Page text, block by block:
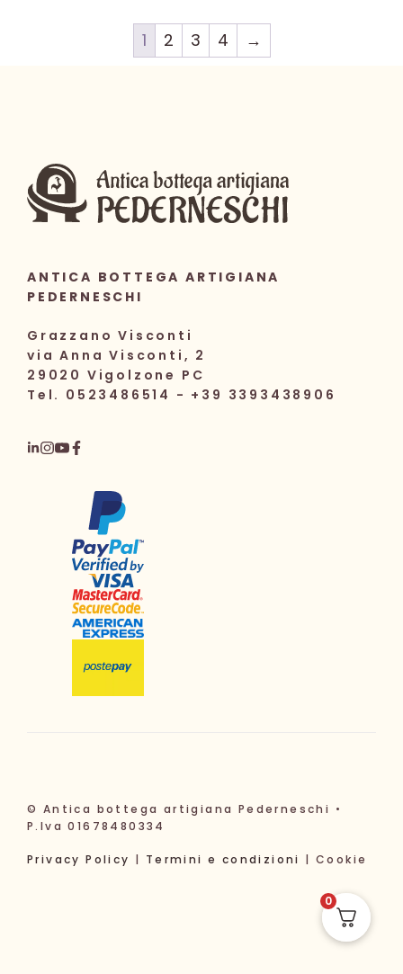
1 2 3 4 →
ANTICA BOTTEGA ARTIGIANA
PEDERNESCHI
Grazzano Visconti
via Anna Visconti, 2
29020 Vigolzone PC
Tel. 0523486514 - +39 3393438906
© Antica bottega artigiana Pederneschi •
P.Iva 01678480334
Privacy Policy | Termini e condizioni | Cookie
0